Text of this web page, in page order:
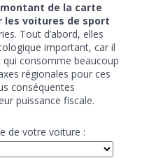
de la carte
les voitures de sport
Tout d’abord, elles
important, car il
qui consomme beaucoup
régionales pour ces
conséquentes
puissance fiscale.
de votre voiture :